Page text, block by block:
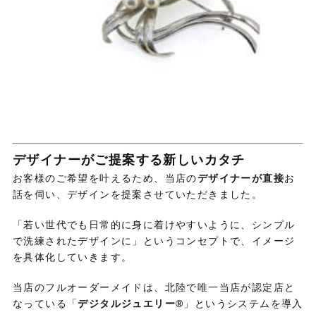
デザイナーがご提案する新しいカタチ
お客様のご希望を叶えるため、当店のデザイナーが直接お
話を伺い、デザインを提案させていただきました。
「若い世代でも日常的に身に着けやすいように、シンプル
で洗練されたデザインに」というコンセプトで、イメージ
を具体化していきます。
当店のフルオーダーメイドは、北陸で唯一当店が認定店と
なっている「デジタルジュエリー®︎ 」というシステムを導入